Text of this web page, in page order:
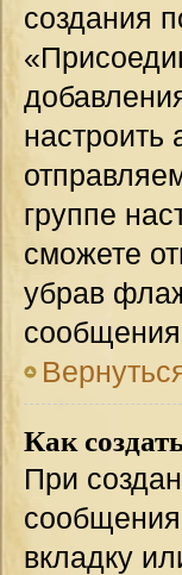
создания
настроить
группе
сможете
убрав
Как
При
вкладку